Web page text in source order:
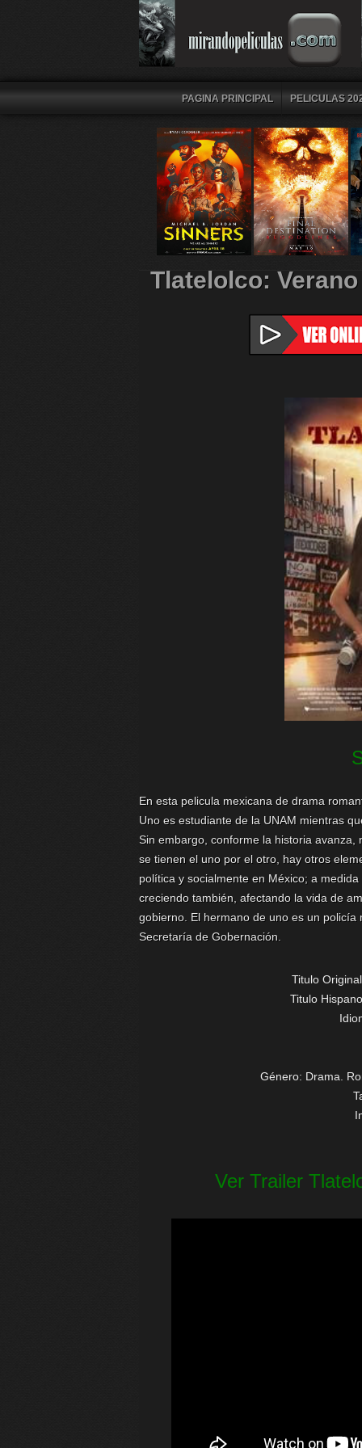
PAGINA PRINCIPAL PELICULAS
Tlatelolco: Verano
En esta pelicula mexicana de drama
Uno es estudiante de la UNAM mientras
Sin embargo, conforme la historia
se tienen el uno por el otro, hay otros
política y socialmente en México; a
creciendo también, afectando la vida de
gobierno. El hermano de uno es un
Secretaría de Gobernación.
Titulo
Titulo
Género: Drama.
Ver Trailer